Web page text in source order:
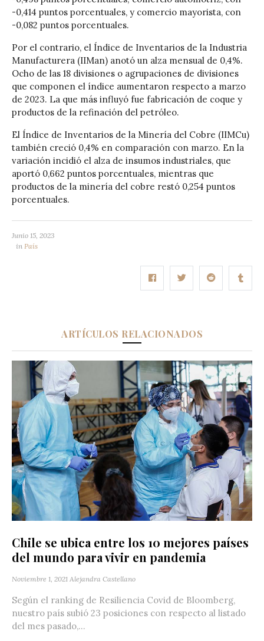
-0,414 puntos porcentuales, y comercio mayorista, con
-0,082 puntos porcentuales.
Por el contrario, el Índice de Inventarios de la Industria
Manufacturera (IIMan) anotó un alza mensual de 0,4%.
Ocho de las 18 divisiones o agrupaciones de divisiones
que componen el índice aumentaron respecto a marzo
de 2023. La que más influyó fue fabricación de coque y
productos de la refinación del petróleo.
El Índice de Inventarios de la Minería del Cobre (IIMCu)
también creció 0,4% en comparación con marzo. En la
variación incidió el alza de insumos industriales, que
aportó 0,662 puntos porcentuales, mientras que
productos de la minería del cobre restó 0,254 puntos
porcentuales.
Junio 15, 2023
in País
ARTÍCULOS RELACIONADOS
Chile se ubica entre los 10 mejores países
del mundo para vivir en pandemia
Noviembre 1, 2021 Alejandra Castellano
Según el ranking de Resiliencia Covid de Bloomberg,
nuestro país subió 23 posiciones con respecto al listado
del mes pasado,...